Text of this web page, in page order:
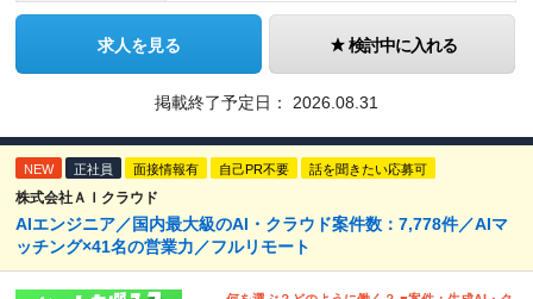
求人を見る 検討中に入れる
掲載終了予定日： 2026.08.31
NEW 正社員 面接情報有 自己PR不要 話を聞きたい応募可
株式会社ＡＩクラウド
AIエンジニア／国内最大級のAI・クラウド案件数：7,778件／AIマ
ッチング×41名の営業力／フルリモート